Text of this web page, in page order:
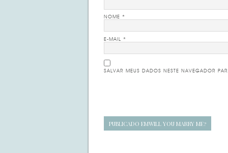
NOME *
E-MAIL *
SALVAR MEUS DADOS NESTE NAVEGADOR
Navegação
PUBLICADO EMWILL YOU MARRY ME?